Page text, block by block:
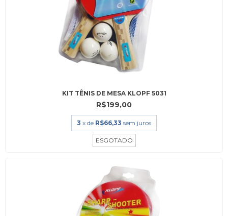
KIT TÊNIS DE MESA KLOPF 5031
R$199,00
3 x de R$66,33 sem juros
ESGOTADO